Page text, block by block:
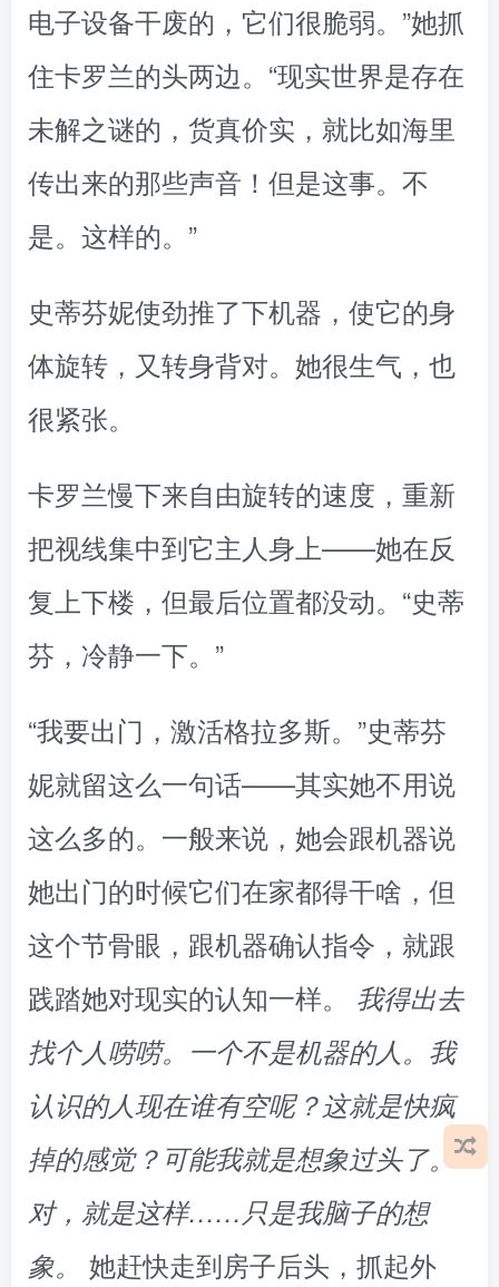
电子设备干废的，它们很脆弱。”她抓
住卡罗兰的头两边。“现实世界是存在
未解之谜的，货真价实，就比如海里
传出来的那些声音！但是这事。不
是。这样的。”
史蒂芬妮使劲推了下机器，使它的身
体旋转，又转身背对。她很生气，也
很紧张。
卡罗兰慢下来自由旋转的速度，重新
把视线集中到它主人身上——她在反
复上下楼，但最后位置都没动。“史蒂
芬，冷静一下。”
“我要出门，激活格拉多斯。”史蒂芬
妮就留这么一句话——其实她不用说
这么多的。一般来说，她会跟机器说
她出门的时候它们在家都得干啥，但
这个节骨眼，跟机器确认指令，就跟
践踏她对现实的认知一样。 我得出去
找个人唠唠。一个不是机器的人。我
认识的人现在谁有空呢？这就是快疯
掉的感觉？可能我就是想象过头了。
对，就是这样……只是我脑子的想
象。 她赶快走到房子后头，抓起外